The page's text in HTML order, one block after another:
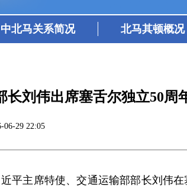
中北马关系简况 北马其顿概况
刘伟出席塞舌尔独立50周
06-29 22:05
平主席特使、交通运输部部长刘伟